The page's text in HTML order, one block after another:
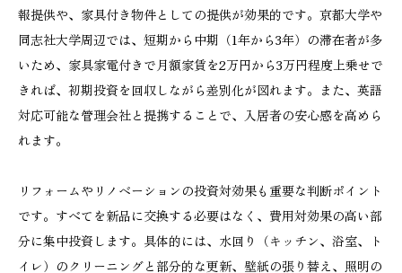
報提供や、家具付き物件としての提供が効果的です。京都大学や
同志社大学周辺では、短期から中期（1年から3年）の滞在者が多
いため、家具家電付きで月額家賃を2万円から3万円程度上乗せで
きれば、初期投資を回収しながら差別化が図れます。また、英語
対応可能な管理会社と提携することで、入居者の安心感を高めら
れます。
リフォームやリノベーションの投資対効果も重要な判断ポイント
です。すべてを新品に交換する必要はなく、費用対効果の高い部
分に集中投資します。具体的には、水回り（キッチン、浴室、ト
イレ）のクリーニングと部分的な更新、壁紙の張り替え、照明の